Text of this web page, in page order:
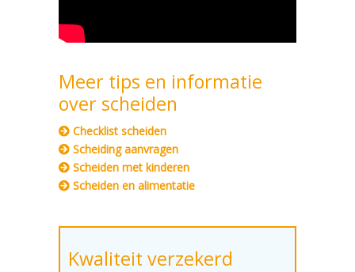
Meer tips en informatie
over scheiden
Checklist scheiden
Scheiding aanvragen
Scheiden met kinderen
Scheiden en alimentatie
Kwaliteit verzekerd